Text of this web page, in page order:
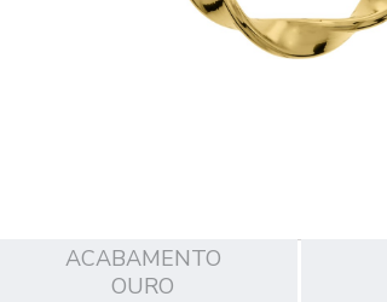
ACABAMENTO
OURO